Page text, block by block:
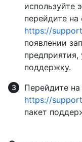
используйте
перейдите на
https://
появлении
предприятия,
поддержку.
Перейдите
https://
пакет